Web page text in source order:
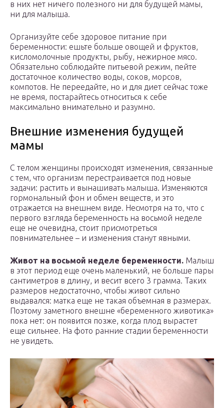
в них нет ничего полезного ни для будущей мамы,
ни для малыша.
Организуйте себе здоровое питание при
беременности: ешьте больше овощей и фруктов,
кисломолочные продукты, рыбу, нежирное мясо.
Обязательно соблюдайте питьевой режим, пейте
достаточное количество воды, соков, морсов,
компотов. Не переедайте, но и для диет сейчас тоже
не время, постарайтесь относиться к себе
максимально внимательно и разумно.
Внешние изменения будущей
мамы
С телом женщины происходят изменения, связанные
с тем, что организм перестраивается под новые
задачи: растить и вынашивать малыша. Изменяются
гормональный фон и обмен веществ, и это
отражается на внешнем виде. Несмотря на то, что с
первого взгляда беременность на восьмой неделе
еще не очевидна, стоит присмотреться
повнимательнее – и изменения станут явными.
Живот на восьмой неделе беременности. Малыш
в этот период еще очень маленький, не больше пары
сантиметров в длину, и весит всего 3 грамма. Таких
размеров недостаточно, чтобы живот сильно
выдавался: матка еще не такая объемная в размерах.
Поэтому заметного внешне «беременного животика»
пока нет: он появится позже, когда плод вырастет
еще сильнее. На фото ранние стадии беременности
не увидеть.